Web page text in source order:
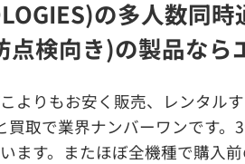
の多人数同
検向き)の製品なら
よりもお安く販売、レンタル
取で業界ナンバーワンです。
ます。またほぼ全機種で購入